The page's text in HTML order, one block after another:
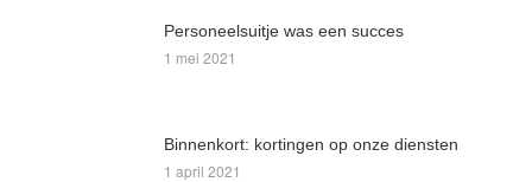
Personeelsuitje was een succes
1 mei 2021
Binnenkort: kortingen op onze diensten
1 april 2021